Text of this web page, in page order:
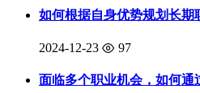
如何根据自身优势规划长期
2024-12-23 97
面临多个职业机会，如何通